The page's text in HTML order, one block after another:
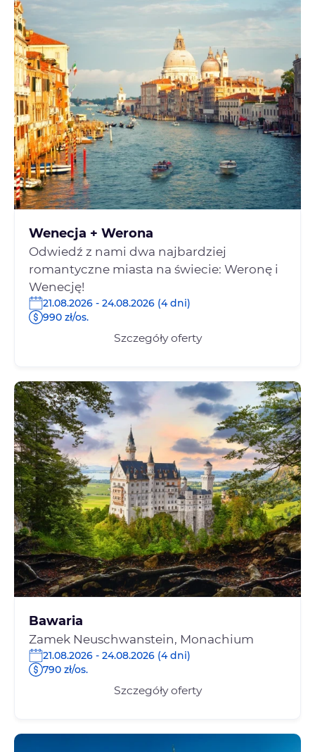
Wenecja + Werona
Odwiedź z nami dwa najbardziej
romantyczne miasta na świecie: Weronę i
Wenecję!
21.08.2026 - 24.08.2026 (4 dni)
990 zł/os.
Szczegóły oferty
Bawaria
Zamek Neuschwanstein, Monachium
21.08.2026 - 24.08.2026 (4 dni)
790 zł/os.
Szczegóły oferty